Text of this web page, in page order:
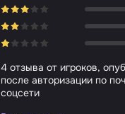
4 отзыва от игроков,
после авторизации по
соцсети